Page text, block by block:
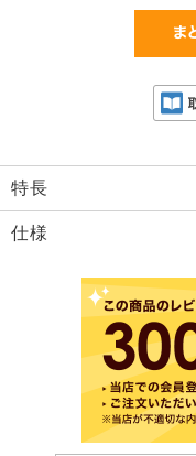
特長
仕様